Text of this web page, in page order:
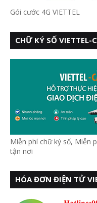
Gói cước 4G VIETTEL
CHỮ KÝ SỐ VIETTEL-
Miễn phí chữ ký số, Miễn
tận nơi
HÓA ĐƠN ĐIỆN TỬ